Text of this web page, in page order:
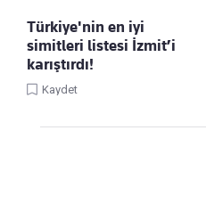
Türkiye'nin en iyi
simitleri listesi İzmit’i
karıştırdı!
Kaydet